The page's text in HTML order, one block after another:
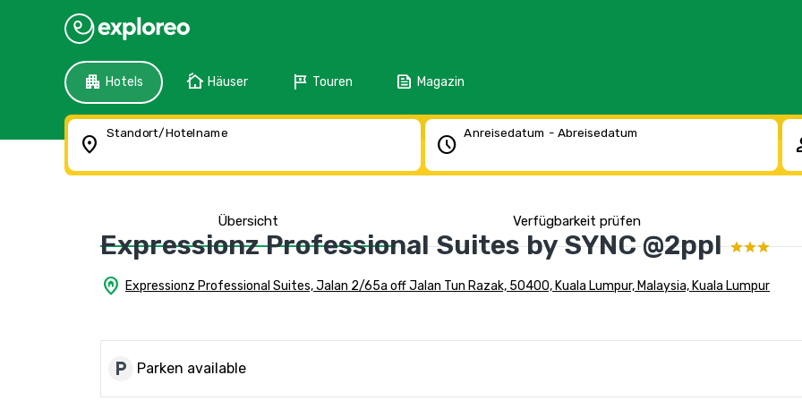
apartment Hotels cottage Häuser tour Touren feed Magazin
location_on Standort/Hotelname schedule Anreisedatum - Abreisedatum
Übersicht Verfügbarkeit prüfen
Expressionz Professional Suites by SYNC @2ppl
home_pin Expressionz Professional Suites, Jalan 2/65a off Jalan Tun Razak, 50400, Kuala Lumpur, Malaysia, Kuala Lumpur
local_parking Parken available